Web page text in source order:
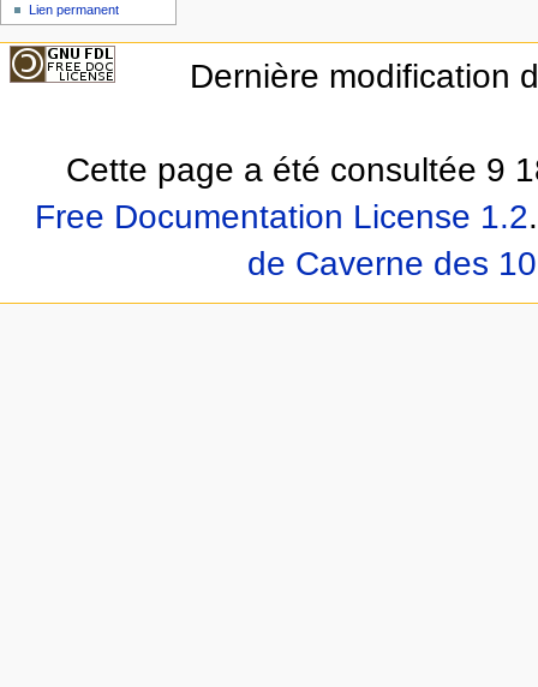
Lien permanent
Dernière modification
Cette page a été consultée 9
Free Documentation License 1.2.
de Caverne des